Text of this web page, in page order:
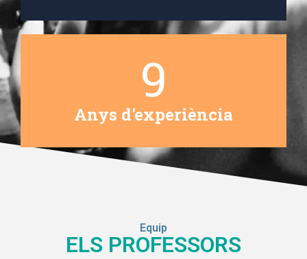
Anys d'experiència
10
Equip
ELS PROFESSORS